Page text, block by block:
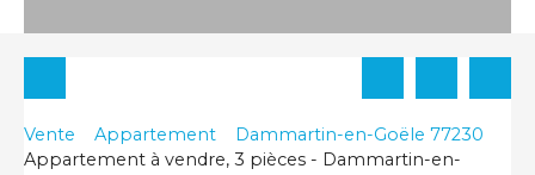
Vente Appartement
Dammartin-en-Goële 77230
Appartement à vendre, 3 pièces - Dammartin-en-